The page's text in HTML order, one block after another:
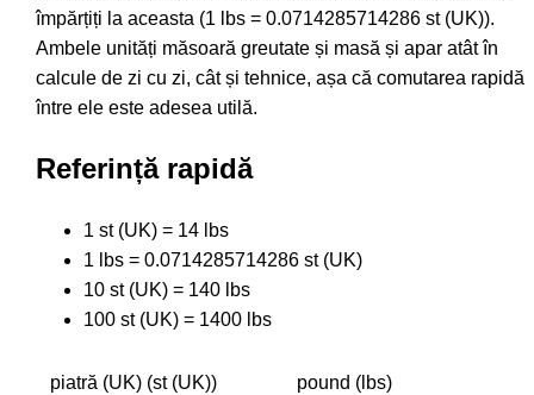
împărțiți la aceasta (1 lbs = 0.0714285714286 st (UK)).
Ambele unități măsoară greutate și masă și apar atât în
calcule de zi cu zi, cât și tehnice, așa că comutarea rapidă
între ele este adesea utilă.
Referință rapidă
1 st (UK) = 14 lbs
1 lbs = 0.0714285714286 st (UK)
10 st (UK) = 140 lbs
100 st (UK) = 1400 lbs
piatră (UK) (st (UK)) pound (lbs)